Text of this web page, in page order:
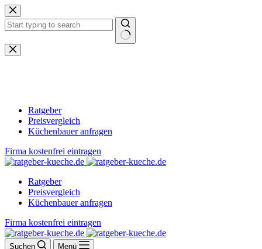
Zum
Inhalt
springen
Keine
Ergebnisse
Ratgeber
Preisvergleich
Küchenbauer anfragen
Firma kostenfrei eintragen
Ratgeber
Preisvergleich
Küchenbauer anfragen
Firma kostenfrei eintragen
Suchen Menü